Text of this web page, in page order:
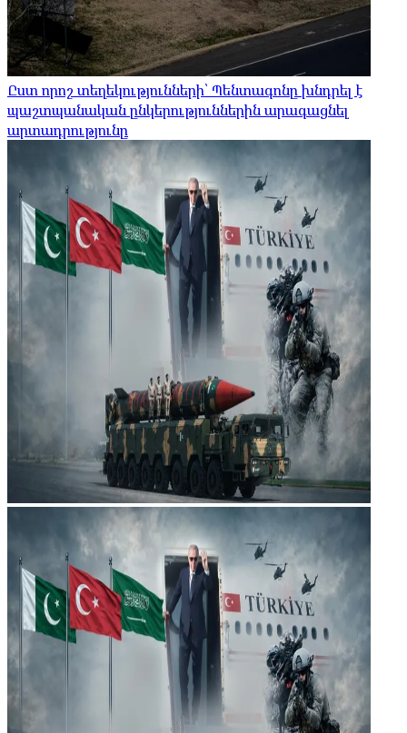
Ըստ որոշ տեղեկությունների՝ Պենտագոնը խնդրել է
պաշտպանական ընկերություններին արագացնել
արտադրությունը